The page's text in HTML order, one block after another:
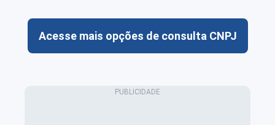
Acesse mais opções de consulta CNPJ